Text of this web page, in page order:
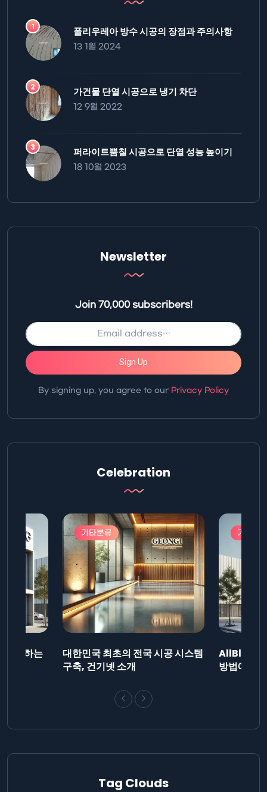
폴리우레아 방수 시공의 장점과 주의사항
13 1월 2024
가건물 단열 시공으로 냉기 차단
12 9월 2022
퍼라이트뿜칠 시공으로 단열 성능 높이기
18 10월 2023
Newsletter
Join 70,000 subscribers!
Sign Up
By signing up, you agree to our Privacy Policy
Celebration
제출하는
기타분류
대한민국 최초의 전국 시공 시스템
구축, 건기넷 소개
기타분
AllBlog에
방법에 대
Tag Clouds